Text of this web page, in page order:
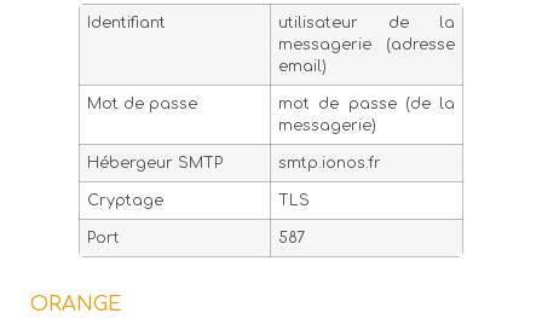
Identifiant
utilisateur de la
messagerie (adresse
email)
Mot de passe
mot de passe (de la
messagerie)
Hébergeur SMTP smtp.ionos.fr
Cryptage TLS
Port 587
ORANGE